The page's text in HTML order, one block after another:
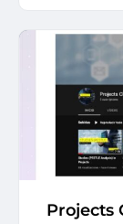
Projects